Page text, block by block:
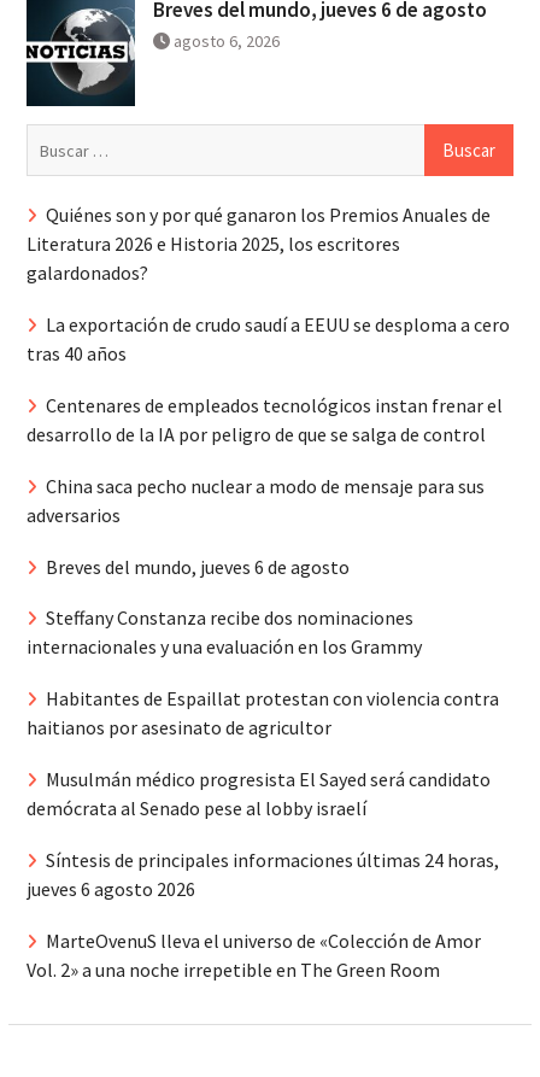
Breves del mundo, jueves 6 de agosto
agosto 6, 2026
Quiénes son y por qué ganaron los Premios Anuales de
Literatura 2026 e Historia 2025, los escritores
galardonados?
La exportación de crudo saudí a EEUU se desploma a cero
tras 40 años
Centenares de empleados tecnológicos instan frenar el
desarrollo de la IA por peligro de que se salga de control
China saca pecho nuclear a modo de mensaje para sus
adversarios
Breves del mundo, jueves 6 de agosto
Steffany Constanza recibe dos nominaciones
internacionales y una evaluación en los Grammy
Habitantes de Espaillat protestan con violencia contra
haitianos por asesinato de agricultor
Musulmán médico progresista El Sayed será candidato
demócrata al Senado pese al lobby israelí
Síntesis de principales informaciones últimas 24 horas,
jueves 6 agosto 2026
MarteOvenuS lleva el universo de «Colección de Amor
Vol. 2» a una noche irrepetible en The Green Room